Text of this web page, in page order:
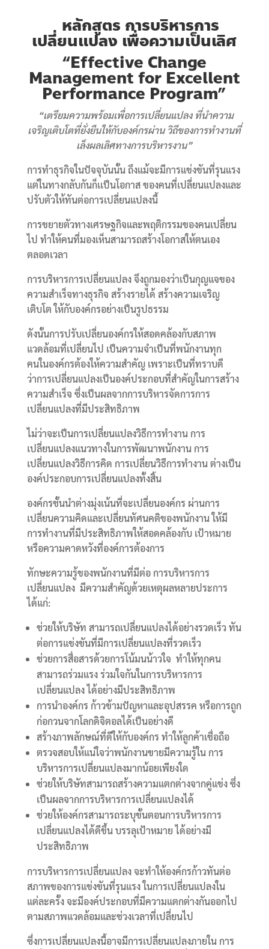
หลักสูตร การบริหารการ
เปลี่ยนแปลง เพื่อความเป็นเลิศ
“Effective Change
Management for Excellent
Performance Program”
“เตรียมความพร้อมเพื่อการเปลี่ยนแปลง ที่นำความ
เจริญเติบโตที่ยั่งยืนให้กับองค์กรผ่าน วิถีของการทำงานที่
เล็งผลเลิศทางการบริหารงาน”
การทำธุรกิจในปัจจุบันนั้น ถึงแม้จะมีการแข่งขันที่รุนแรง
แต่ในทางกลับกันก็เเป็นโอกาส ของคนที่เปลี่ยนแปลงและ
ปรับตัวให้ทันต่อการเปลี่ยนแปลงนี้
การขยายตัวทางเศรษฐกิจและพฤติกรรมของคนเปลี่ยน
ไป ทำให้คนที่มองเห็นสามารถสร้างโอกาสให้ตนเอง
ตลอดเวลา
การบริหารการเปลี่ยนแปลง จึงถูกมองว่าเป็นกุญแจของ
ความสำเร็จทางธุรกิจ สร้างรายได้ สร้างความเจริญ
เติบโต ให้กับองค์กรอย่างเป็นรูปธรรม
ดังนั้นการปรับเปลี่ยนองค์กรให้สอดคล้องกับสภาพ
แวดล้อมที่เปลี่ยนไป เป็นความจำเป็นที่พนักงานทุก
คนในองค์กรต้องให้ความสำคัญ เพราะเป็นที่ทราบดี
ว่าการเปลี่ยนแปลงเป็นองค์ประกอบที่สำคัญในการสร้าง
ความสำเร็จ ซึ่งเป็นผลจากการบริหารจัดการการ
เปลี่ยนแปลงที่มีประสิทธิภาพ
ไม่ว่าจะเป็นการเปลี่ยนแปลงวิธีการทำงาน การ
เปลี่ยนแปลงแนวทางในการพัฒนาพนักงาน การ
เปลี่ยนแปลงวิธีการคิด การเปลี่ยนวิธีการทำงาน ต่างเป็น
องค์ประกอบการเปลี่ยนแปลงทั้งสิ้น
องค์กรชั้นนำต่างมุ่งเน้นที่จะเปลี่ยนองค์กร ผ่านการ
เปลี่ยนความคิดและเปลี่ยนทัศนคติของพนักงาน ให้มี
การทำงานที่มีประสิทธิภาพให้สอดคล้องกับ เป้าหมาย
หรือความคาดหวังที่องค์การต้องการ
ทักษะความรู้ของพนักงานที่มีต่อ การบริหารการ
เปลี่ยนแปลง มีความสำคัญด้วยเหตุผลหลายประการ
ได้แก่:
ช่วยให้บริษัท สามารถเปลี่ยนแปลงได้อย่างรวดเร็ว ทัน
ต่อการแข่งขันที่มีการเปลี่ยนแปลงที่รวดเร็ว
ช่วยการสื่อสารด้วยการโน้มนน้าวใจ ทำให้ทุกคน
สามารถร่วมแรง ร่วมใจกันในการบริหารการ
เปลี่ยนแปลง ได้อย่างมีประสิทธิภาพ
การนำองค์กร ก้าวข้ามปัญหาและอุปสรรค หรือการถูก
ก่อกวนจากโลกดิจิตอลได้เป็นอย่างดี
สร้างภาพลักษณ์ที่ดีให้กับองค์กร ทำให้ลูกค้าเชื่อถือ
ตรวจสอบให้แน่ใจว่าพนักงานขายมีความรู้ใน การ
บริหารการเปลี่ยนแปลงมากน้อยเพียงใด
ช่วยให้บริษัทสามารถสร้างความแตกต่างจากคู่แข่ง ซึ่ง
เป็นผลจากการบริหารการเปลี่ยนแปลงได้
ช่วยให้องค์กรสามารถระบุขั้นตอนการบริหารการ
เปลี่ยนแปลงได้ดีขึ้น บรรลุเป้าหมาย ได้อย่างมี
ประสิทธิภาพ
การบริหารการเปลี่ยนแปลง จะทำให้องค์กรก้าวทันต่อ
สภาพของการแข่งขันที่รุนแรง ในการเปลี่ยนแปลงใน
แต่ละครั้ง จะมีองค์ประกอบที่มีความแตกต่างกันออกไป
ตามสภาพแวดล้อมและช่วงเวลาที่เปลี่ยนไป
ซึ่งการเปลี่ยนแปลงนี้อาจมีการเปลี่ยนแปลงภายใน การ